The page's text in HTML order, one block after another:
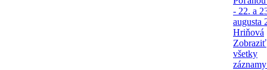
- 22. a
augusta
Hriňová
Zobraziť
všetky